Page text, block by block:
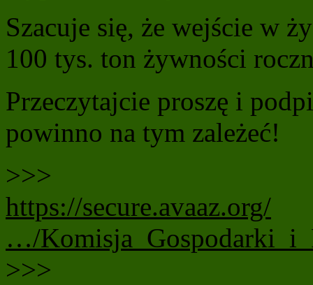
Szacuje się, że wejście w
100 tys. ton żywności
Przeczytajcie proszę i
powinno na tym zależeć!
>>>
https://secure.avaaz.org/
…/
>>>